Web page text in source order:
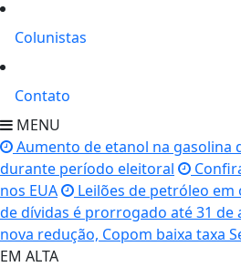
Colunistas
Contato
MENU
Aumento de etanol na gasolina
durante período eleitoral
nos EUA
Leilões de petróleo
de dívidas é prorrogado até 31 de
nova redução, Copom baixa taxa
EM ALTA